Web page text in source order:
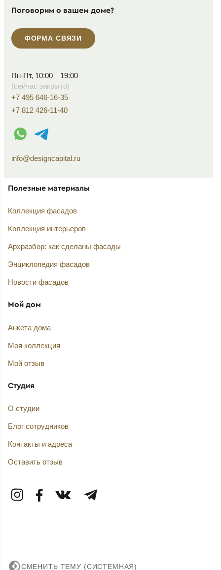
Поговорим о вашем доме?
ФОРМА СВЯЗИ
Пн-Пт, 10:00—19:00
(сейчас закрыто)
+7 495 646-16-35
+7 812 426-11-40
WhatsApp контакт
Telegram контакт
info@designcapital.ru
Полезные материалы
Коллекция фасадов
Коллекция интерьеров
Архразбор: как сделаны фасады
Энциклопедия фасадов
Новости фасадов
Мой дом
Анкета дома
Моя коллекция
Мой отзыв
Студия
О студии
Блог сотрудников
Контакты и адреса
Оставить отзыв
СМЕНИТЬ ТЕМУ (СИСТЕМНАЯ)